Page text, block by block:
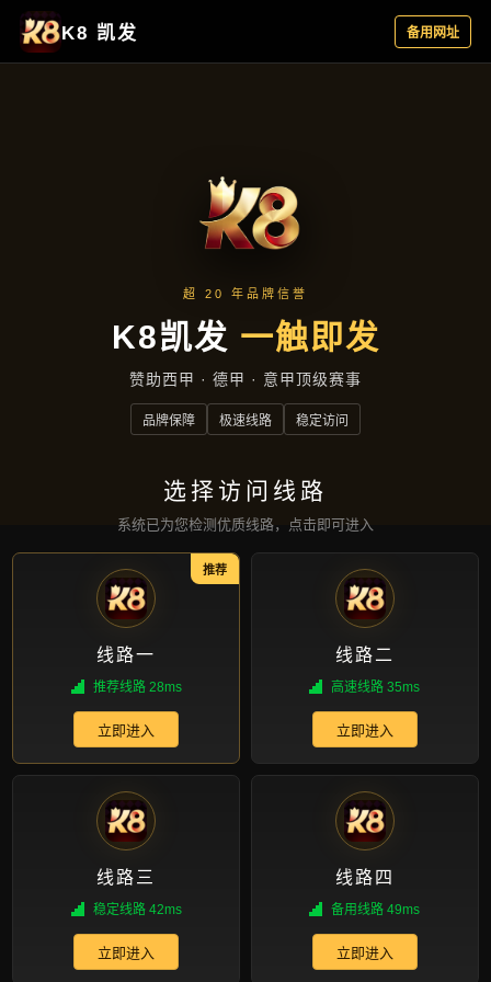
公司头条
首页 公司头条